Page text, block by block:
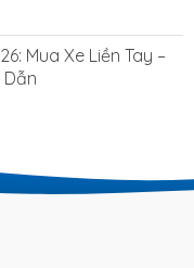
Mua Xe Liền Tay –